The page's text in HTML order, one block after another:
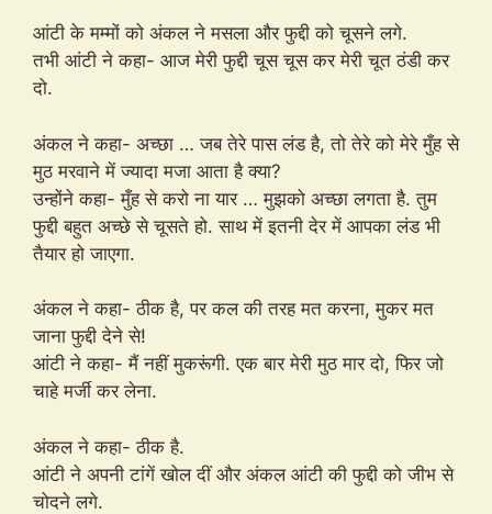
आंटी के मम्मों को अंकल ने मसला और फुद्दी को चूसने लगे.
तभी आंटी ने कहा- आज मेरी फुद्दी चूस चूस कर मेरी चूत ठंडी कर
दो.
अंकल ने कहा- अच्छा … जब तेरे पास लंड है, तो तेरे को मेरे मुँह से
मुठ मरवाने में ज्यादा मजा आता है क्या?
उन्होंने कहा- मुँह से करो ना यार … मुझको अच्छा लगता है. तुम
फुद्दी बहुत अच्छे से चूसते हो. साथ में इतनी देर में आपका लंड भी
तैयार हो जाएगा.
अंकल ने कहा- ठीक है, पर कल की तरह मत करना, मुकर मत
जाना फुद्दी देने से!
आंटी ने कहा- मैं नहीं मुकरूंगी. एक बार मेरी मुठ मार दो, फिर जो
चाहे मर्जी कर लेना.
अंकल ने कहा- ठीक है.
आंटी ने अपनी टांगें खोल दीं और अंकल आंटी की फुद्दी को जीभ से
चोदने लगे.